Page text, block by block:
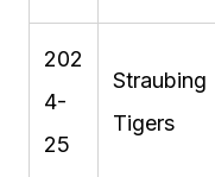
202
4-
25
Straubing
Tigers